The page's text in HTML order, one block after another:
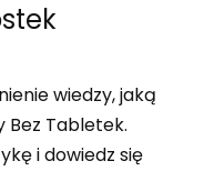
wiedzy, jaką
Tabletek.
i dowiedz się